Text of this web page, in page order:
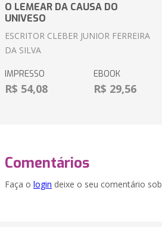
O LEMEAR DA CAUSA DO
UNIVESO
ESCRITOR CLEBER JUNIOR FERREIRA
DA SILVA
IMPRESSO
R$ 54,08
EBOOK
R$ 29,56
Comentários
Faça o login deixe o seu comentário